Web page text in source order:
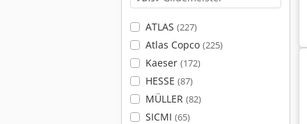
ATLAS (227)
Atlas Copco (225)
Kaeser (172)
HESSE (87)
MÜLLER (82)
SICMI (65)